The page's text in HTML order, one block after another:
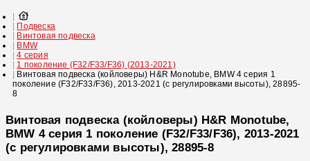
Подвеска
Винтовая подвеска
BMW
4 серия
1 поколение (F32/F33/F36) (2013-2021)
Винтовая подвеска (койловеры) H&R Monotube, BMW 4 серия 1
поколение (F32/F33/F36), 2013-2021 (с регулировками высоты), 28895-
8
Винтовая подвеска (койловеры) H&R Monotube,
BMW 4 серия 1 поколение (F32/F33/F36), 2013-2021
(с регулировками высоты), 28895-8